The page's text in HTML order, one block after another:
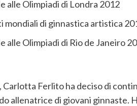
alle Olimpiadi di Londra 2012
mondiali di ginnastica artistica
alle Olimpiadi di Rio de Janeiro
Ferlito ha deciso di
allenatrice di giovani ginnaste.